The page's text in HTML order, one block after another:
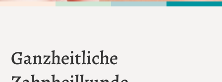
Ganzheitliche